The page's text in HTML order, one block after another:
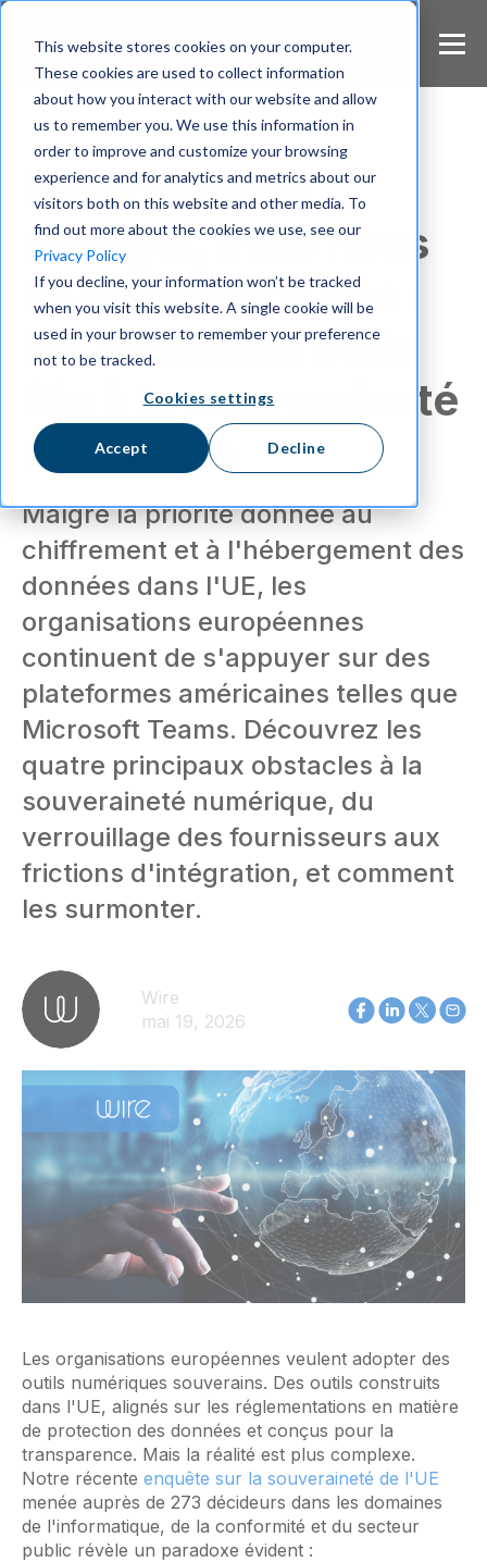
This website stores cookies on your computer.
These cookies are used to collect information
about how you interact with our website and allow
us to remember you. We use this information in
order to improve and customize your browsing
experience and for analytics and metrics about our
visitors both on this website and other media. To
find out more about the cookies we use, see our
Privacy Policy
If you decline, your information won’t be tracked
when you visit this website. A single cookie will be
used in your browser to remember your preference
not to be tracked.
Cookies settings
Accept Decline
S
Nous voulons
changer, mais nous
ne le pouvons pas :
les véritables défis
liés à la souveraineté
en Europe
Malgré la priorité donnée au
chiffrement et à l'hébergement des
données dans l'UE, les
organisations européennes
continuent de s'appuyer sur des
plateformes américaines telles que
Microsoft Teams. Découvrez les
quatre principaux obstacles à la
souveraineté numérique, du
verrouillage des fournisseurs aux
frictions d'intégration, et comment
les surmonter.
Wire
mai 19, 2026
Les organisations européennes veulent adopter des
outils numériques souverains. Des outils construits
dans l'UE, alignés sur les réglementations en matière
de protection des données et conçus pour la
transparence. Mais la réalité est plus complexe.
Notre récente enquête sur la souveraineté de l'UE
menée auprès de 273 décideurs dans les domaines
de l'informatique, de la conformité et du secteur
public révèle un paradoxe évident :